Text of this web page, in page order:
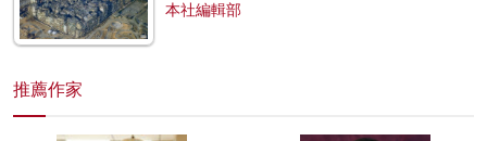
本社編輯部
推薦作家